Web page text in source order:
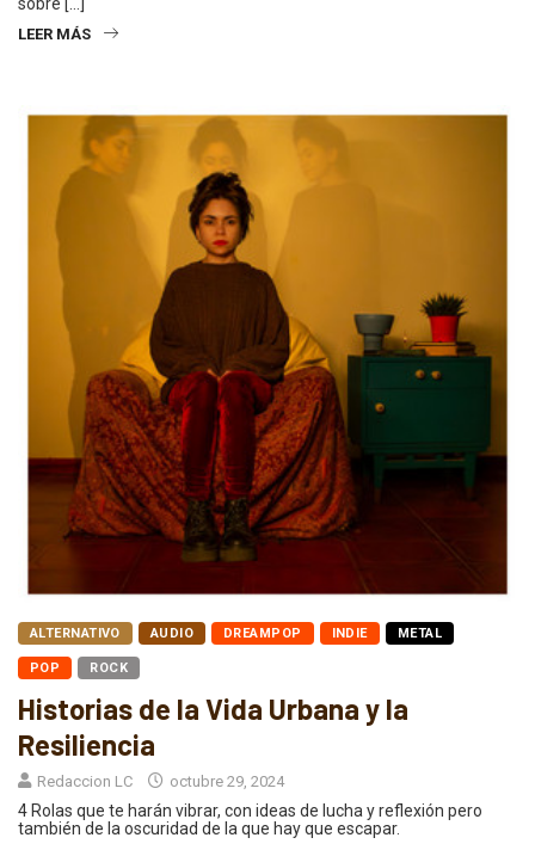
LEER MÁS
ALTERNATIVO AUDIO DREAMPOP INDIE METAL
POP ROCK
Historias de la Vida Urbana y la
Resiliencia
Redaccion LC octubre 29, 2024
4 Rolas que te harán vibrar, con ideas de lucha y reflexión pero
también de la oscuridad de la que hay que escapar.